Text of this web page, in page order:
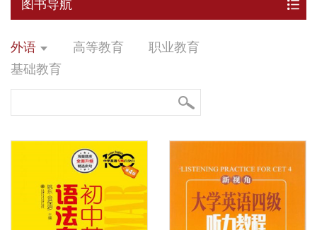
图书导航
外语 高等教育
职业教育
基础教育